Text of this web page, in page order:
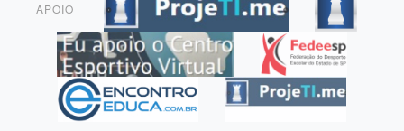
APOIO